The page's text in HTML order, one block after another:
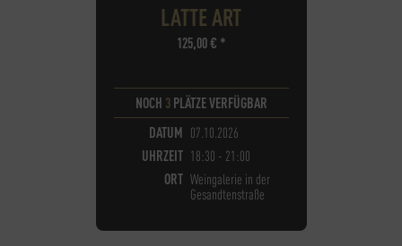
LATTE ART
125,00€ *
NOCH 3PLÄTZE VERFÜGBAR
DATUM 07.10.2026
UHRZEIT 18:30 - 21:00
ORT Weingalerie in der
Gesandtenstraße